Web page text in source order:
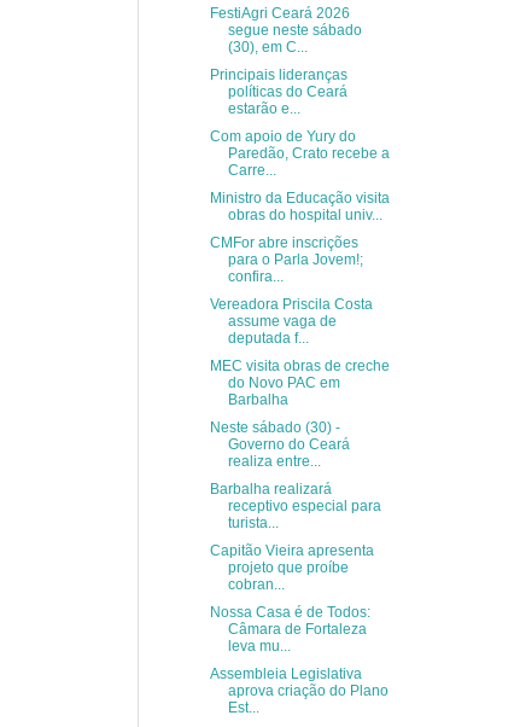
FestiAgri Ceará 2026
segue neste sábado
(30), em C...
Principais lideranças
políticas do Ceará
estarão e...
Com apoio de Yury do
Paredão, Crato recebe a
Carre...
Ministro da Educação visita
obras do hospital univ...
CMFor abre inscrições
para o Parla Jovem!;
confira...
Vereadora Priscila Costa
assume vaga de
deputada f...
MEC visita obras de creche
do Novo PAC em
Barbalha
Neste sábado (30) -
Governo do Ceará
realiza entre...
Barbalha realizará
receptivo especial para
turista...
Capitão Vieira apresenta
projeto que proíbe
cobran...
Nossa Casa é de Todos:
Câmara de Fortaleza
leva mu...
Assembleia Legislativa
aprova criação do Plano
Est...